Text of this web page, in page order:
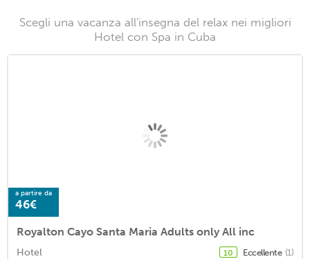
Scegli una vacanza all'insegna del relax nei migliori
Hotel con Spa in Cuba
a partire da
46€
Royalton Cayo Santa Maria Adults only All inc
Hotel 10 Eccellente (1)